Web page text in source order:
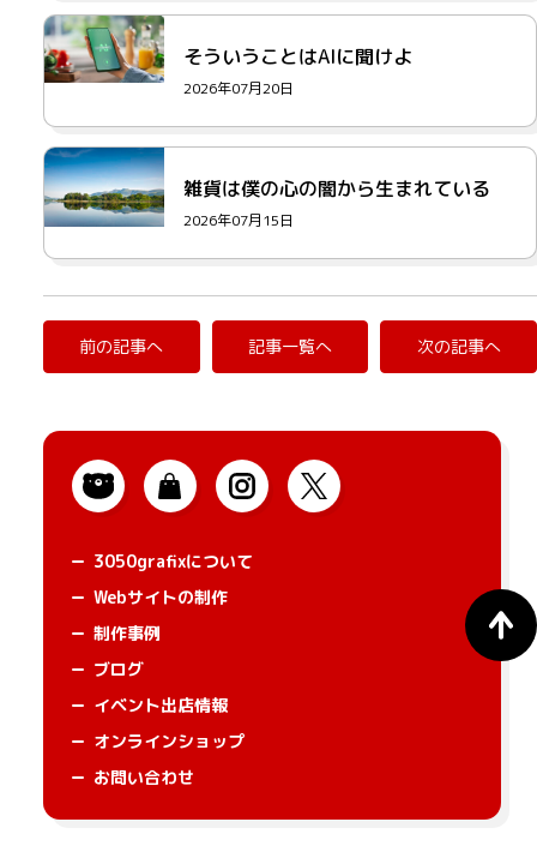
そういうことはAIに聞けよ
2026年07月20日
雑貨は僕の心の闇から生まれている
2026年07月15日
前の記事へ 記事一覧へ 次の記事へ
3050grafixについて
Webサイトの制作
制作事例
ブログ
イベント出店情報
オンラインショップ
お問い合わせ